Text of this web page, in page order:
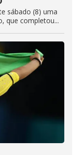
sábado (8) uma
que completou...